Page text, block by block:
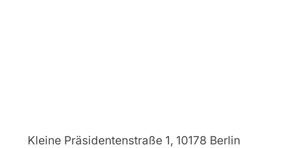
Kleine Präsidentenstraße 1, 10178 Berlin